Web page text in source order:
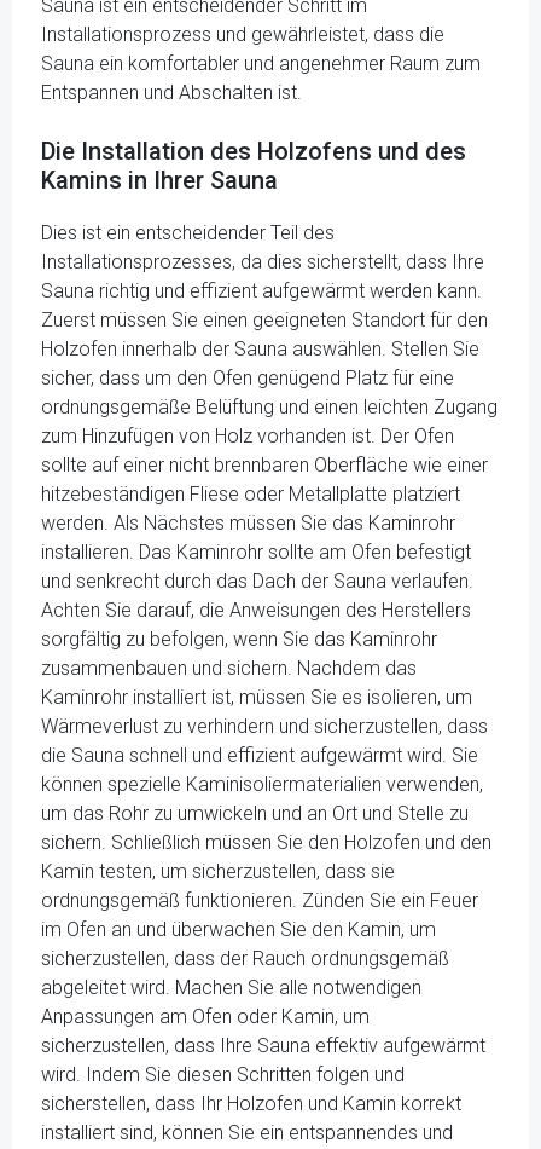
Sauna ist ein entscheidender Schritt im
Installationsprozess und gewährleistet, dass die
Sauna ein komfortabler und angenehmer Raum zum
Entspannen und Abschalten ist.
Die Installation des Holzofens und des
Kamins in Ihrer Sauna
Dies ist ein entscheidender Teil des
Installationsprozesses, da dies sicherstellt, dass Ihre
Sauna richtig und effizient aufgewärmt werden kann.
Zuerst müssen Sie einen geeigneten Standort für den
Holzofen innerhalb der Sauna auswählen. Stellen Sie
sicher, dass um den Ofen genügend Platz für eine
ordnungsgemäße Belüftung und einen leichten Zugang
zum Hinzufügen von Holz vorhanden ist. Der Ofen
sollte auf einer nicht brennbaren Oberfläche wie einer
hitzebeständigen Fliese oder Metallplatte platziert
werden. Als Nächstes müssen Sie das Kaminrohr
installieren. Das Kaminrohr sollte am Ofen befestigt
und senkrecht durch das Dach der Sauna verlaufen.
Achten Sie darauf, die Anweisungen des Herstellers
sorgfältig zu befolgen, wenn Sie das Kaminrohr
zusammenbauen und sichern. Nachdem das
Kaminrohr installiert ist, müssen Sie es isolieren, um
Wärmeverlust zu verhindern und sicherzustellen, dass
die Sauna schnell und effizient aufgewärmt wird. Sie
können spezielle Kaminisoliermaterialien verwenden,
um das Rohr zu umwickeln und an Ort und Stelle zu
sichern. Schließlich müssen Sie den Holzofen und den
Kamin testen, um sicherzustellen, dass sie
ordnungsgemäß funktionieren. Zünden Sie ein Feuer
im Ofen an und überwachen Sie den Kamin, um
sicherzustellen, dass der Rauch ordnungsgemäß
abgeleitet wird. Machen Sie alle notwendigen
Anpassungen am Ofen oder Kamin, um
sicherzustellen, dass Ihre Sauna effektiv aufgewärmt
wird. Indem Sie diesen Schritten folgen und
sicherstellen, dass Ihr Holzofen und Kamin korrekt
installiert sind, können Sie ein entspannendes und